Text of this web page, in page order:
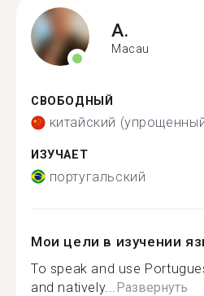
A.
Macau
СВОБОДНЫЙ
китайский
ИЗУЧАЕТ
португальский
Мои цели в изучении
To speak and use
and natively... Развернуть